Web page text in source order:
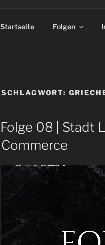
Startseite Folgen
SCHLAGWORT:
Folge 08 | Stadt
Commerce